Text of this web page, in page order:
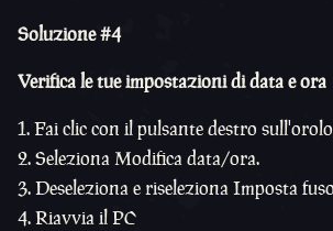
Soluzione #4
Verifica le tue impostazioni di data e ora
Fai clic con il pulsante destro
Seleziona Modifica data/ora.
Deseleziona e riseleziona Imposta
Riavvia il PC